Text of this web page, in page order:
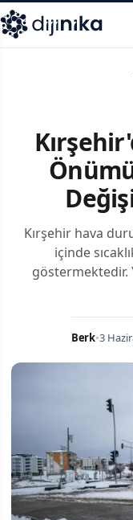
,Marmara Mahallesi
Kırşehir hava
içinde
göstermektedir.
Berk•3